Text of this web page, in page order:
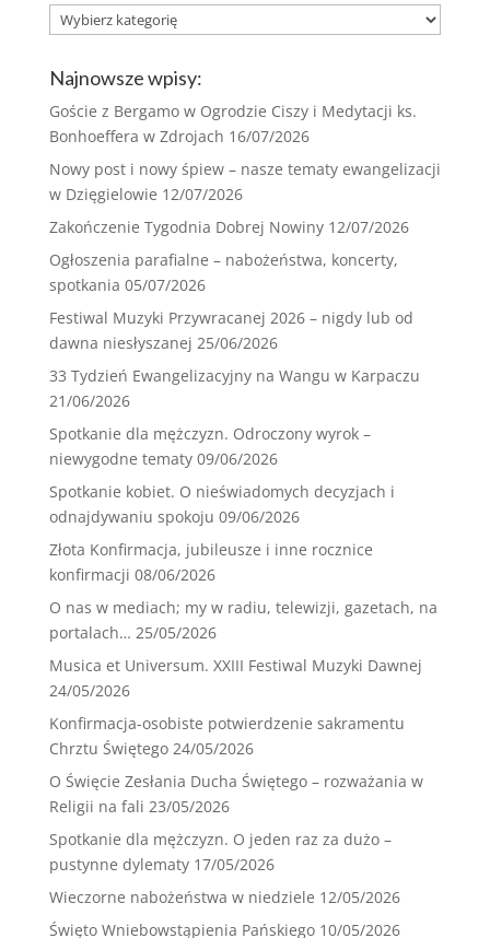
Rodzaj:
Najnowsze wpisy:
Goście z Bergamo w Ogrodzie Ciszy i Medytacji ks.
Bonhoeffera w Zdrojach 16/07/2026
Nowy post i nowy śpiew – nasze tematy ewangelizacji
w Dzięgielowie 12/07/2026
Zakończenie Tygodnia Dobrej Nowiny 12/07/2026
Ogłoszenia parafialne – nabożeństwa, koncerty,
spotkania 05/07/2026
Festiwal Muzyki Przywracanej 2026 – nigdy lub od
dawna niesłyszanej 25/06/2026
33 Tydzień Ewangelizacyjny na Wangu w Karpaczu
21/06/2026
Spotkanie dla mężczyzn. Odroczony wyrok –
niewygodne tematy 09/06/2026
Spotkanie kobiet. O nieświadomych decyzjach i
odnajdywaniu spokoju 09/06/2026
Złota Konfirmacja, jubileusze i inne rocznice
konfirmacji 08/06/2026
O nas w mediach; my w radiu, telewizji, gazetach, na
portalach… 25/05/2026
Musica et Universum. XXIII Festiwal Muzyki Dawnej
24/05/2026
Konfirmacja-osobiste potwierdzenie sakramentu
Chrztu Świętego 24/05/2026
O Święcie Zesłania Ducha Świętego – rozważania w
Religii na fali 23/05/2026
Spotkanie dla mężczyzn. O jeden raz za dużo –
pustynne dylematy 17/05/2026
Wieczorne nabożeństwa w niedziele 12/05/2026
Święto Wniebowstąpienia Pańskiego 10/05/2026